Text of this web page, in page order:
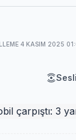
4 KASIM 2025